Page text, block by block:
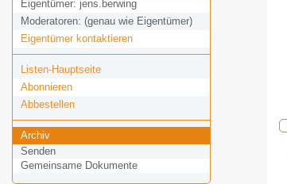
Eigentümer: jens.berwing
Moderatoren: (genau wie Eigentümer)
Eigentümer kontaktieren
Listen-Hauptseite
Abonnieren
Abbestellen
Archiv
Senden
Gemeinsame Dokumente